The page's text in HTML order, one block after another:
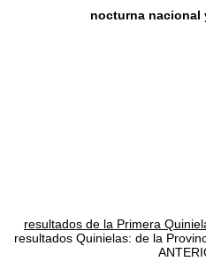
nocturna nacional
resultados de la Primera
resultados Quinielas: de la